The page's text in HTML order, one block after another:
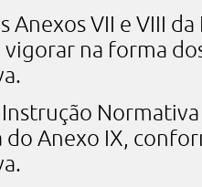
Anexos VII e VIII
vigorar na forma
do Anexo IX,